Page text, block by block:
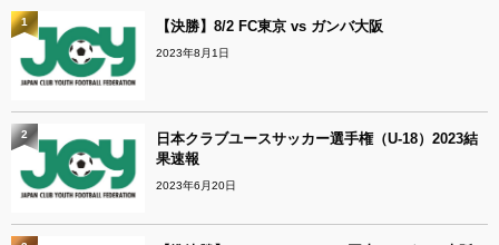
【決勝】8/2 FC東京 vs ガンバ大阪
2023年8月1日
1
日本クラブユースサッカー選手権（U-18）2023結
果速報
2023年6月20日
2